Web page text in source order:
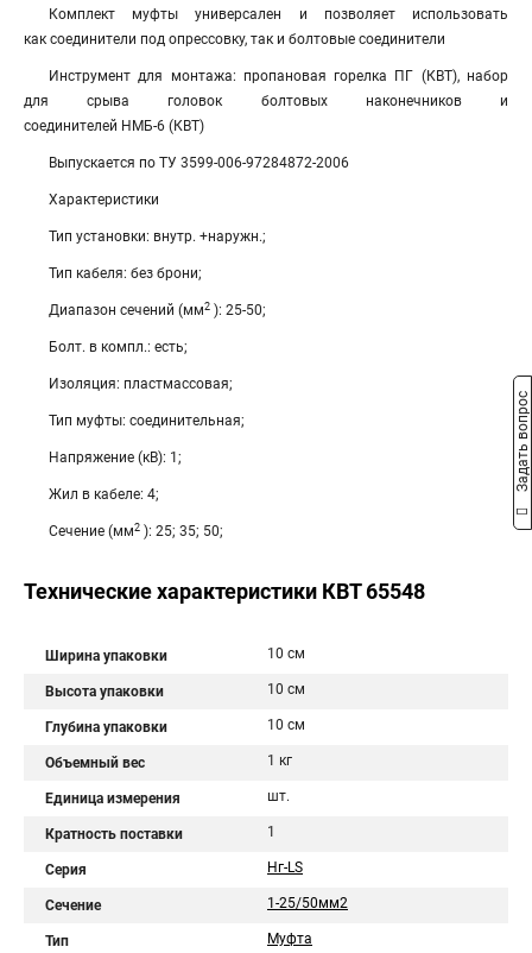
Комплект муфты универсален и позволяет использовать
как соединители под опрессовку, так и болтовые соединители
Инструмент для монтажа: пропановая горелка ПГ (КВТ), набор
для срыва головок болтовых наконечников и
соединителей НМБ-6 (КВТ)
Выпускается по ТУ 3599-006-97284872-2006
Характеристики
Тип установки: внутр. +наружн.;
Тип кабеля: без брони;
Диапазон сечений (мм2 ): 25-50;
Болт. в компл.: есть;
Изоляция: пластмассовая;
Тип муфты: соединительная;
Напряжение (кВ): 1;
Жил в кабеле: 4;
Сечение (мм2 ): 25; 35; 50;
Технические характеристики КВТ 65548
Ширина упаковки 10 см
Высота упаковки 10 см
Глубина упаковки 10 см
Объемный вес 1 кг
Единица измерения шт.
Кратность поставки 1
Серия Нг-LS
Сечение 1-25/50мм2
Тип Муфта
Задать вопрос